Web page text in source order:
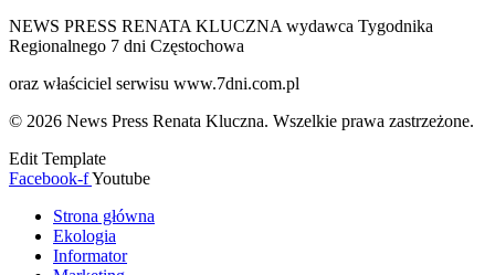
NEWS PRESS RENATA KLUCZNA wydawca Tygodnika
Regionalnego 7 dni Częstochowa
oraz właściciel serwisu www.7dni.com.pl
© 2026 News Press Renata Kluczna. Wszelkie prawa zastrzeżone.
Edit Template
Facebook-fYoutube
Strona główna
Ekologia
Informator